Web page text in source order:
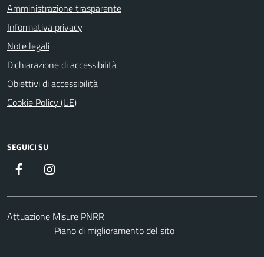
Amministrazione trasparente
Informativa privacy
Note legali
Dichiarazione di accessibilità
Obiettivi di accessibilità
Cookie Policy (UE)
SEGUICI SU
Facebook
Attuazione Misure PNRR
Piano di miglioramento del sito